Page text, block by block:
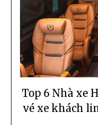
Top 6 Nhà xe
vé xe khách